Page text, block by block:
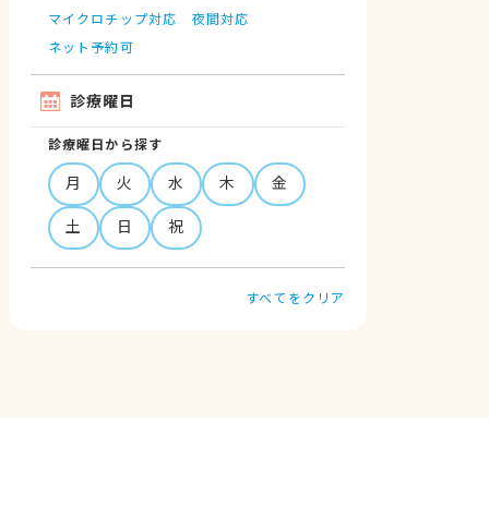
マイクロチップ対応
夜間対応
ネット予約可
診療曜日
診療曜日から探す
月 火 水 木
金
土
日 祝
すべてをクリア